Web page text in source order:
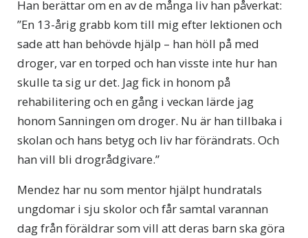
Han berättar om en av de många liv han påverkat:
”En 13-årig grabb kom till mig efter lektionen och
sade att han behövde hjälp – han höll på med
droger, var en torped och han visste inte hur han
skulle ta sig ur det. Jag fick in honom på
rehabilitering och en gång i veckan lärde jag
honom Sanningen om droger. Nu är han tillbaka i
skolan och hans betyg och liv har förändrats. Och
han vill bli drogrådgivare.”
Mendez har nu som mentor hjälpt hundratals
ungdomar i sju skolor och får samtal varannan
dag från föräldrar som vill att deras barn ska göra